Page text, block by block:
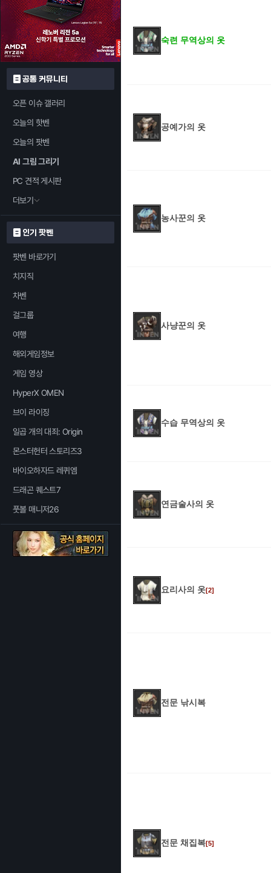
공통 커뮤니티
오픈 이슈 갤러리
오늘의 핫벤
오늘의 팟벤
AI 그림 그리기
PC 견적 게시판
더보기
인기 팟벤
팟벤 바로가기
치지직
차벤
걸그룹
여행
해외게임정보
게임 영상
HyperX OMEN
브이 라이징
일곱 개의 대죄: Origin
몬스터헌터 스토리즈3
바이오하자드 레퀴엠
드래곤 퀘스트7
풋볼 매니저26
숙련 무역상의 옷
공예가의 옷
농사꾼의 옷
사냥꾼의 옷
수습 무역상의 옷
연금술사의 옷
요리사의 옷[2]
전문 낚시복
전문 채집복[5]